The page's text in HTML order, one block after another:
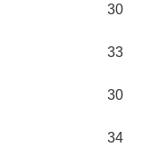
30
33
30
34